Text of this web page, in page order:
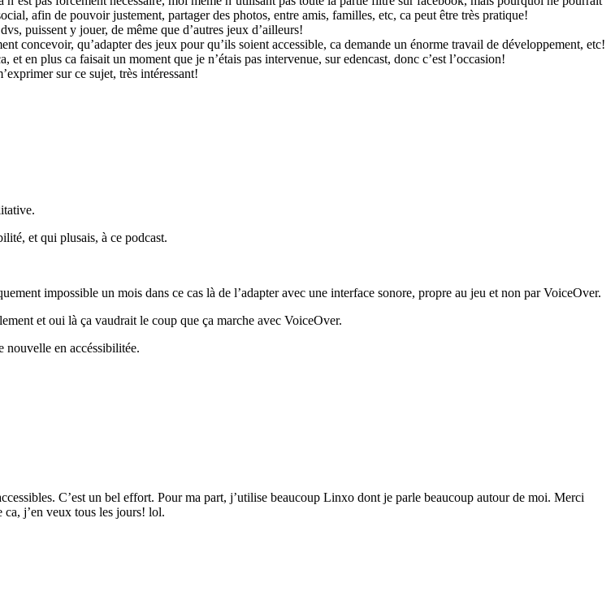
afin de pouvoir justement, partager des photos, entre amis, familles, etc, ca peut être très pratique!
puissent y jouer, de même que d’autres jeux d’ailleurs!
concevoir, qu’adapter des jeux pour qu’ils soient accessible, ca demande un énorme travail de développement, etc!
en plus ca faisait un moment que je n’étais pas intervenue, sur edencast, donc c’est l’occasion!
sur ce sujet, très intéressant!
et qui plusais, à ce podcast.
impossible un mois dans ce cas là de l’adapter avec une interface sonore, propre au jeu et non par VoiceOver.
et oui là ça vaudrait le coup que ça marche avec VoiceOver.
nouvelle en accéssibilitée.
C’est un bel effort. Pour ma part, j’utilise beaucoup Linxo dont je parle beaucoup autour de moi. Merci
ca, j’en veux tous les jours! lol.